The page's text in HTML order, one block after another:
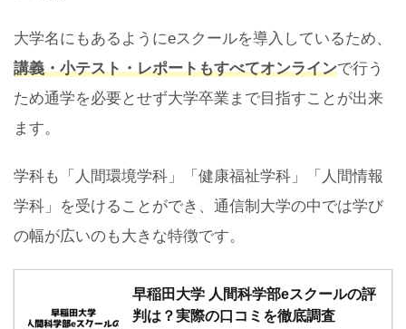
大学名にもあるようにeスクールを導入しているため、
講義・小テスト・レポートもすべてオンラインで行う
ため通学を必要とせず大学卒業まで目指すことが出来
ます。
学科も「人間環境学科」「健康福祉学科」「人間情報
学科」を受けることができ、通信制大学の中では学び
の幅が広いのも大きな特徴です。
早稲田大学 人間科学部eスクールの評
判は？実際の口コミを徹底調査